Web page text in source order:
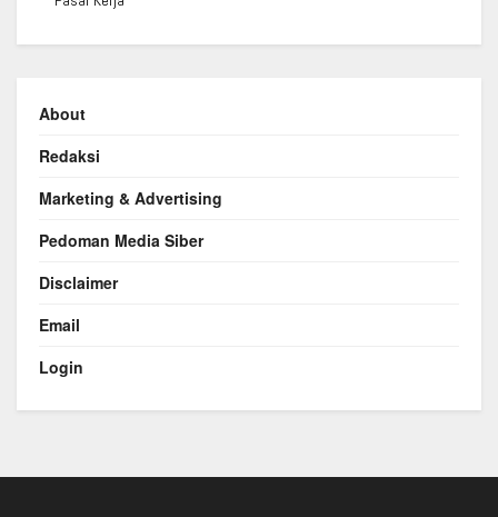
About
Redaksi
Marketing & Advertising
Pedoman Media Siber
Disclaimer
Email
Login